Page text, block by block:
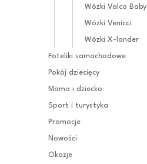
Wózki Valco Baby
Wózki Venicci
Wózki X-lander
Foteliki samochodowe
Pokój dziecięcy
Mama i dziecko
Sport i turystyka
Promocje
Nowości
Okazje